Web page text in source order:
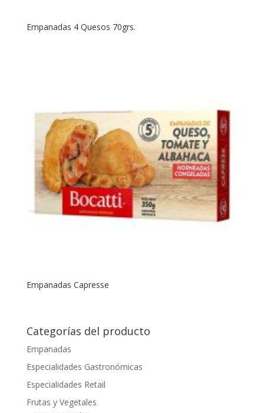
Empanadas 4 Quesos 70grs.
Empanadas Capresse
Categorías del producto
Empanadas
Especialidades Gastronómicas
Especialidades Retail
Frutas y Vegetales